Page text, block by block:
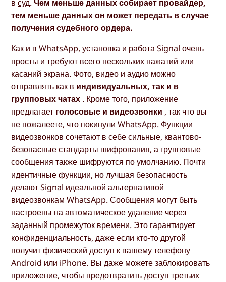
всуд.Чем меньше данных собирает провайдер,
тем меньше данных он может передать в случае
получения судебного ордера.
Как и в WhatsApp, установка и работа Signal очень
просты и требуют всего нескольких нажатий или
касаний экрана. Фото, видео и аудио можно
отправлять как в индивидуальных, так и в
групповых чатах . Кроме того, приложение
предлагает голосовые и видеозвонки , так что вы
не пожалеете, что покинули WhatsApp. Функции
видеозвонков сочетают в себе сильные, квантово-
безопасные стандарты шифрования, а групповые
сообщения также шифруются по умолчанию. Почти
идентичные функции, но лучшая безопасность
делают Signal идеальной альтернативой
видеозвонкам WhatsApp. Сообщения могут быть
настроены на автоматическое удаление через
заданный промежуток времени. Это гарантирует
конфиденциальность, даже если кто-то другой
получит физический доступ к вашему телефону
Android или iPhone. Вы даже можете заблокировать
приложение, чтобы предотвратить доступ третьих